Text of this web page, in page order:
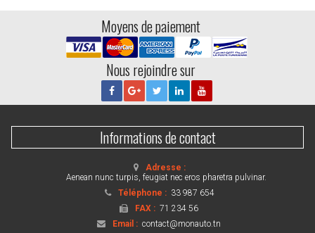
Moyens de paiement
Nous rejoindre sur
Informations de contact
Adresse :
Aenean nunc turpis, feugiat nec eros pharetra pulvinar.
Téléphone : 33 987 654
FAX :71 234 56
Email :contact@monauto.tn